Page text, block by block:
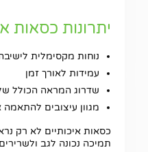
יתרונות כסאות
נוחות מקסימלית
עמידות לאורך זמן
שדרוג המראה הכולל
מגוון עיצובים להתאמה
כסאות איכותיים לא רק
תמיכה נכונה לגב